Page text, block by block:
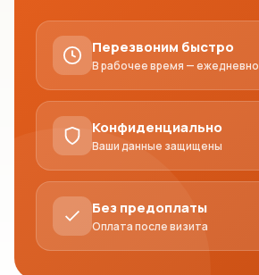
Перезвоним быстро
В рабочее время — ежедневно
Конфиденциально
Ваши данные защищены
Без предоплаты
Оплата после визита